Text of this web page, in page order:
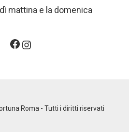
mattina e la domenica
Facebook
Roma - Tutti i diritti riservati